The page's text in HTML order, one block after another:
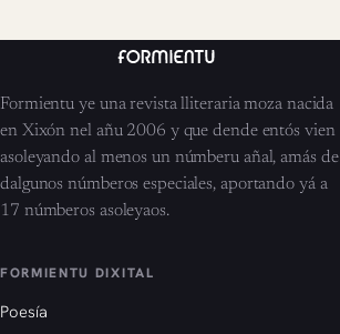
Formientu ye una revista lliteraria moza nacida
en Xixón nel añu 2006 y que dende entós vien
asoleyando al menos un númberu añal, amás de
dalgunos númberos especiales, aportando yá a
17 númberos asoleyaos.
FORMIENTU DIXITAL
Poesía